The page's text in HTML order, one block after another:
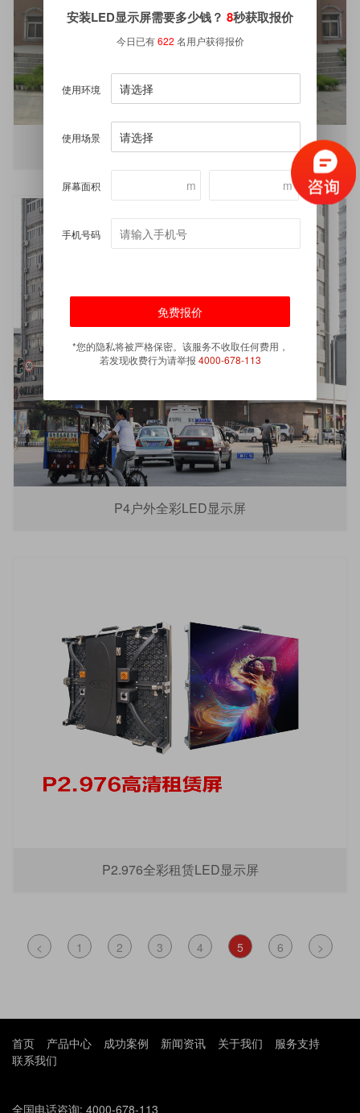
P4.81户外全彩LED显示屏
P4户外全彩LED显示屏
P2.976全彩租赁LED显示屏
< 1 2 3 4 5 6 >
首页 产品中心 成功案例 新闻资讯 关于我们
服务支持
联系我们
全国电话咨询: 4000-678-113
安装LED显示屏需要多少钱？ 8秒获取报价
今日已有622 名用户获得报价
使用环境
使用场景
屏幕面积 m
m
手机号码
*您的隐私将被严格保密。该服务不收取任何费用，
若发现收费行为请举报 4000-678-113